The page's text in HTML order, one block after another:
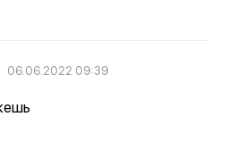
06.06.2022 09:39